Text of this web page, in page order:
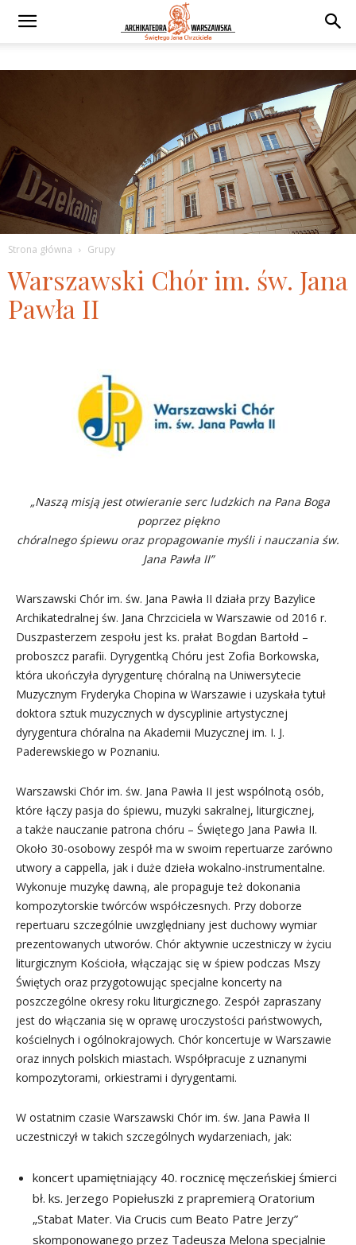
Strona główna Grupy
Warszawski Chór im. św. Jana
Pawła II
„Naszą misją jest otwieranie serc ludzkich na Pana Boga
poprzez piękno
chóralnego śpiewu oraz propagowanie myśli i nauczania św.
Jana Pawła II”
Warszawski Chór im. św. Jana Pawła II działa przy Bazylice
Archikatedralnej św. Jana Chrzciciela w Warszawie od 2016 r.
Duszpasterzem zespołu jest ks. prałat Bogdan Bartołd –
proboszcz parafii. Dyrygentką Chóru jest Zofia Borkowska,
która ukończyła dyrygenturę chóralną na Uniwersytecie
Muzycznym Fryderyka Chopina w Warszawie i uzyskała tytuł
doktora sztuk muzycznych w dyscyplinie artystycznej
dyrygentura chóralna na Akademii Muzycznej im. I. J.
Paderewskiego w Poznaniu.
Warszawski Chór im. św. Jana Pawła II jest wspólnotą osób,
które łączy pasja do śpiewu, muzyki sakralnej, liturgicznej,
a także nauczanie patrona chóru – Świętego Jana Pawła II.
Około 30-osobowy zespół ma w swoim repertuarze zarówno
utwory a cappella, jak i duże dzieła wokalno-instrumentalne.
Wykonuje muzykę dawną, ale propaguje też dokonania
kompozytorskie twórców współczesnych. Przy doborze
repertuaru szczególnie uwzględniany jest duchowy wymiar
prezentowanych utworów. Chór aktywnie uczestniczy w życiu
liturgicznym Kościoła, włączając się w śpiew podczas Mszy
Świętych oraz przygotowując specjalne koncerty na
poszczególne okresy roku liturgicznego. Zespół zapraszany
jest do włączania się w oprawę uroczystości państwowych,
kościelnych i ogólnokrajowych. Chór koncertuje w Warszawie
oraz innych polskich miastach. Współpracuje z uznanymi
kompozytorami, orkiestrami i dyrygentami.
W ostatnim czasie Warszawski Chór im. św. Jana Pawła II
uczestniczył w takich szczególnych wydarzeniach, jak:
koncert upamiętniający 40. rocznicę męczeńskiej śmierci
bł. ks. Jerzego Popiełuszki z prapremierą Oratorium
„Stabat Mater. Via Crucis cum Beato Patre Jerzy”
skomponowanego przez Tadeusza Melona specjalnie